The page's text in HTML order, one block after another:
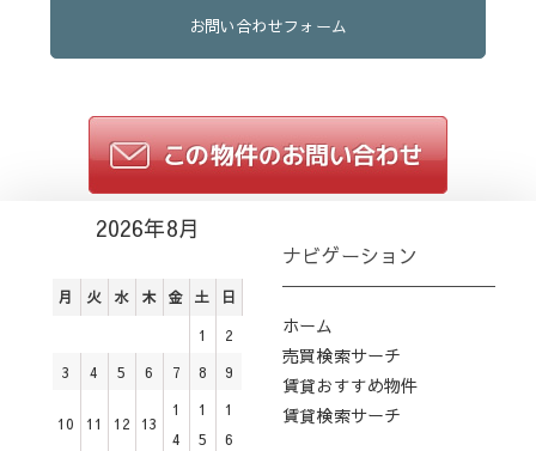
お問い合わせフォーム
2026年8月
月 火 水 木 金 土 日
1
2
3
4 5 6 7 8 9
10 11 12 13
1
4
1
5
1
6
ナビゲーション
ホーム
売買検索サーチ
賃貸おすすめ物件
賃貸検索サーチ